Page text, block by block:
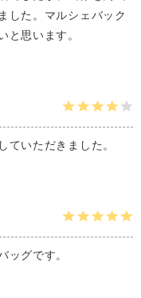
した。マルシェバック
と思います。
ていただきました。
ッグです。